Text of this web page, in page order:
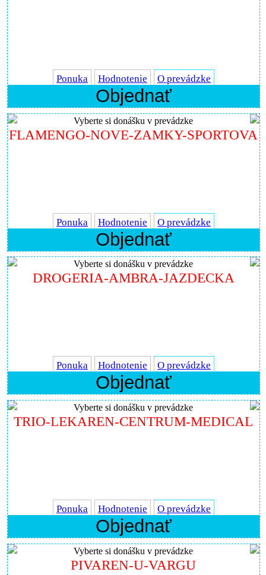
Ponuka Hodnotenie O prevádzke
Objednať
Vyberte si donášku v prevádzke
FLAMENGO-NOVE-ZAMKY-SPORTOVA
Ponuka Hodnotenie O prevádzke
Objednať
Vyberte si donášku v prevádzke
DROGERIA-AMBRA-JAZDECKA
Ponuka Hodnotenie O prevádzke
Objednať
Vyberte si donášku v prevádzke
TRIO-LEKAREN-CENTRUM-MEDICAL
Ponuka Hodnotenie O prevádzke
Objednať
Vyberte si donášku v prevádzke
PIVAREN-U-VARGU